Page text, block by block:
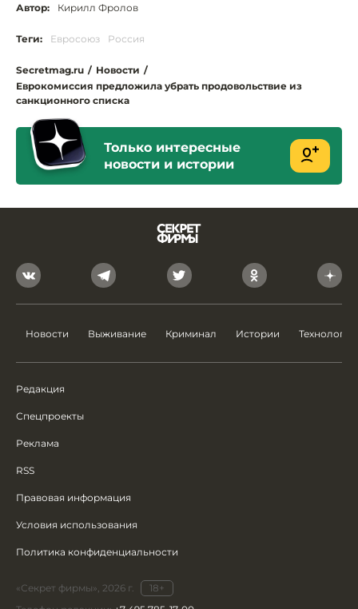
Автор: Кирилл Фролов
Теги: Евросоюз Россия
Secretmag.ru / Новости /
Еврокомиссия предложила убрать продовольствие из
санкционного списка
Только интересные
новости и истории
Новости Выживание Криминал Истории Технологии
Редакция
Спецпроекты
Реклама
RSS
Правовая информация
Условия использования
Политика конфиденциальности
«Секрет фирмы», 2026 г.
18+